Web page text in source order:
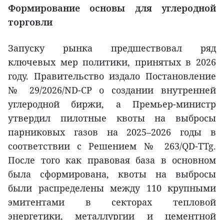
Формирование основы для углеродной
торговли
Запуску рынка предшествовал ряд
ключевых мер политики, принятых в 2026
году. Правительство издало Постановление
№ 29/2026/ND-CP о создании внутренней
углеродной биржи, а Премьер-министр
утвердил пилотные квоты на выбросы
парниковых газов на 2025–2026 годы в
соответствии с Решением № 263/QD-TTg.
После того как правовая база в основном
была сформирована, квоты на выбросы
были распределены между 110 крупными
эмитентами в секторах тепловой
энергетики, металлургии и цементной